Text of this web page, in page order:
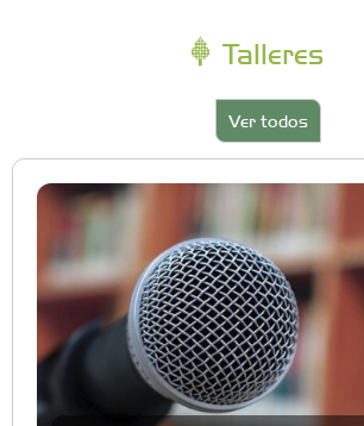
Talleres
Ver todos